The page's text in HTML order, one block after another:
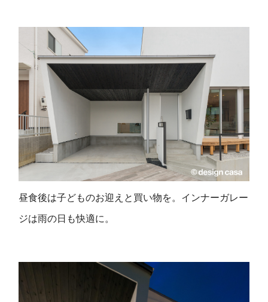
昼食後は子どものお迎えと買い物を。インナーガレー
ジは雨の日も快適に。